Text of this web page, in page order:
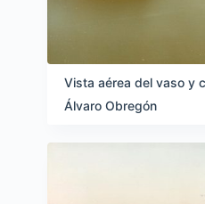
Vista aérea del vaso y
Álvaro Obregón